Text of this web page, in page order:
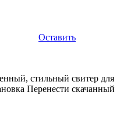
Оставить
стильный свитер для
Перенести скачанный